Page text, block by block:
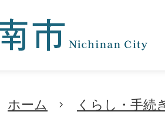
ホーム くらし・手続